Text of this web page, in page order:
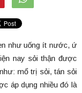
như uống ít nước, ứ
nay sỏi thận được
mổ trị sỏi, tán sỏi
áp dụng nhiều đó là